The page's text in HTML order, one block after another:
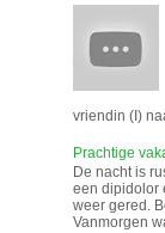
vriendin (I)
Prachtige
De nacht is
een dipidolor
weer gered.
Vanmorgen